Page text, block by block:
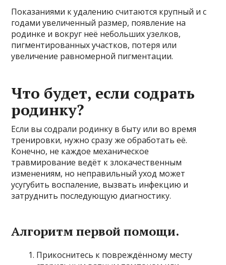
Показаниями к удалению считаются крупный и с
годами увеличенный размер, появление на
родинке и вокруг неё небольших узелков,
пигментированных участков, потеря или
увеличение равномерной пигментации.
Что будет, если содрать
родинку?
Если вы содрали родинку в быту или во время
тренировки, нужно сразу же обработать её.
Конечно, не каждое механическое
травмирование ведёт к злокачественным
изменениям, но неправильный уход может
усугубить воспаление, вызвать инфекцию и
затруднить последующую диагностику.
Алгоритм первой помощи.
Прикоснитесь к повреждённому месту